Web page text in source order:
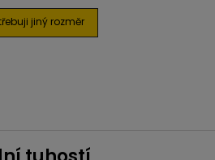
jiný rozměr